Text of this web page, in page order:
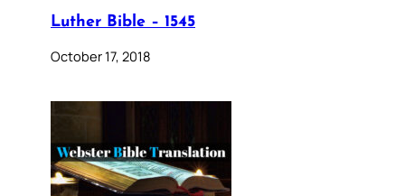
Luther Bible – 1545
October 17, 2018